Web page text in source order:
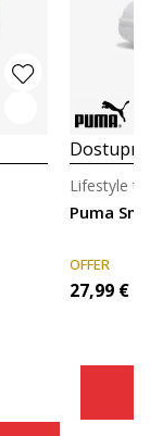
Puma
Lifestyle
OFFER
27,99 €